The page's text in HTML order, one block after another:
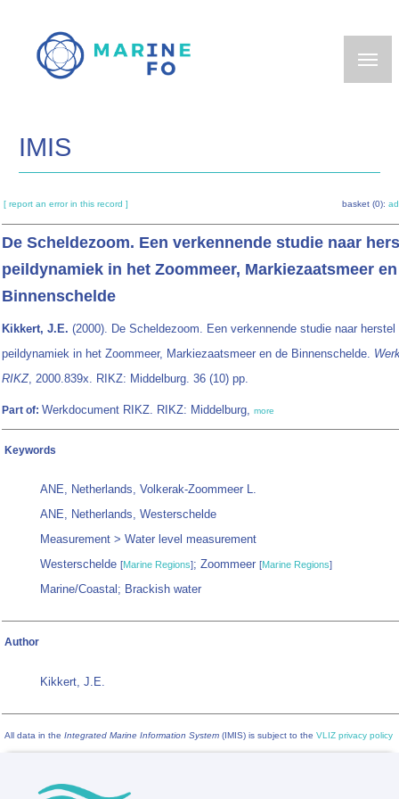
main
IMIS
[ report an error in this record ] basket (0):
De Scheldezoom. Een verkennende studie naar
peildynamiek in het Zoommeer, Markiezaatsmeer
Binnenschelde
Kikkert, J.E. (2000). De Scheldezoom. Een verkennende studie naar herstel
peildynamiek in het Zoommeer, Markiezaatsmeer en de Binnenschelde.
RIKZ, 2000.839x. RIKZ: Middelburg. 36 (10) pp.
Part of: Werkdocument RIKZ. RIKZ: Middelburg, more
Keywords
ANE, Netherlands, Volkerak-Zoommeer L.
ANE, Netherlands, Westerschelde
Measurement > Water level measurement
Westerschelde [Marine Regions]; Zoommeer [Marine Regions]
Marine/Coastal; Brackish water
Author
Kikkert, J.E.
All data in the Integrated Marine Information System (IMIS) is subject to the VLIZ privacy policy